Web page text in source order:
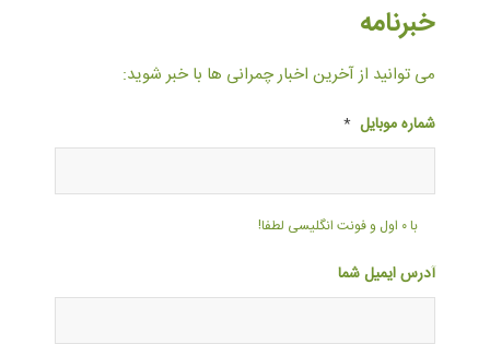
خبرنامه
می توانید از آخرین اخبار چمرانی ها با خبر شوید:
شماره موبایل *
با ۰ اول و فونت انگلیسی لطفا!
آدرس ایمیل شما